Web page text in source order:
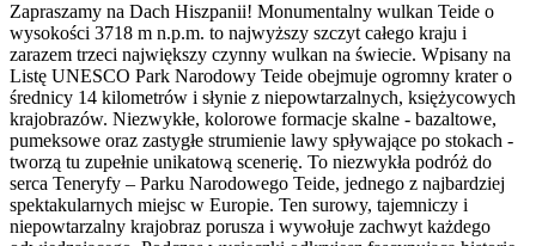
Zapraszamy na Dach Hiszpanii! Monumentalny wulkan Teide o
wysokości 3718 m n.p.m. to najwyższy szczyt całego kraju i
zarazem trzeci największy czynny wulkan na świecie. Wpisany na
Listę UNESCO Park Narodowy Teide obejmuje ogromny krater o
średnicy 14 kilometrów i słynie z niepowtarzalnych, księżycowych
krajobrazów. Niezwykłe, kolorowe formacje skalne - bazaltowe,
pumeksowe oraz zastygłe strumienie lawy spływające po stokach -
tworzą tu zupełnie unikatową scenerię. To niezwykła podróż do
serca Teneryfy – Parku Narodowego Teide, jednego z najbardziej
spektakularnych miejsc w Europie. Ten surowy, tajemniczy i
niepowtarzalny krajobraz porusza i wywołuje zachwyt każdego